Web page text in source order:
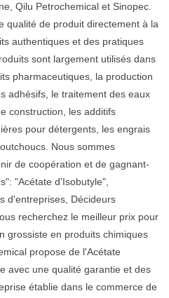
Qilu Petrochemical et Sinopec.
qualité de produit directement à la
authentiques et des pratiques
sont largement utilisés dans
pharmaceutiques, la production
adhésifs, le traitement des eaux
construction, les additifs
pour détergents, les engrais
Nous sommes
de coopération et de gagnant-
"Acétate d'Isobutyle",
d'entreprises, Décideurs
recherchez le meilleur prix pour
grossiste en produits chimiques
propose de l'Acétate
avec une qualité garantie et des
établie dans le commerce de